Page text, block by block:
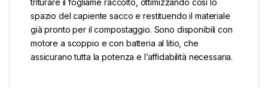
spazio del capiente sacco e restituendo il materiale
già pronto per il compostaggio. Sono disponibili con
motore a scoppio e con batteria al litio, che
assicurano tutta la potenza e l’affidabilità necessaria.